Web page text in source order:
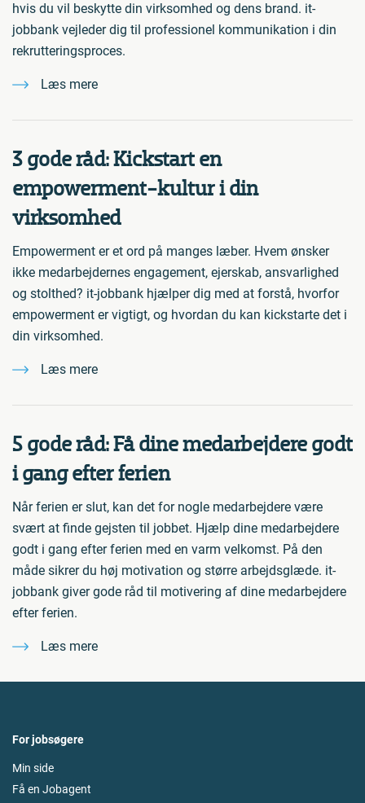
hvis du vil beskytte din virksomhed og dens brand. it-
jobbank vejleder dig til professionel kommunikation i din
rekrutteringsproces.
Læs mere
3 gode råd: Kickstart en
empowerment-kultur i din
virksomhed
Empowerment er et ord på manges læber. Hvem ønsker
ikke medarbejdernes engagement, ejerskab, ansvarlighed
og stolthed? it-jobbank hjælper dig med at forstå, hvorfor
empowerment er vigtigt, og hvordan du kan kickstarte det i
din virksomhed.
Læs mere
5 gode råd: Få dine medarbejdere godt
i gang efter ferien
Når ferien er slut, kan det for nogle medarbejdere være
svært at finde gejsten til jobbet. Hjælp dine medarbejdere
godt i gang efter ferien med en varm velkomst. På den
måde sikrer du høj motivation og større arbejdsglæde. it-
jobbank giver gode råd til motivering af dine medarbejdere
efter ferien.
Læs mere
For jobsøgere
Min side
Få en Jobagent